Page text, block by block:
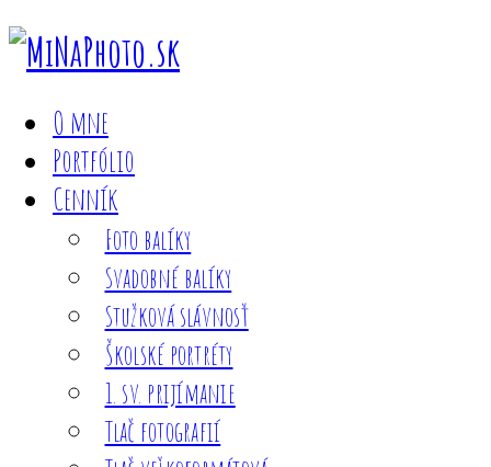
O mne
Portfólio
Cenník
Foto balíky
Svadobné balíky
Stužková slávnosť
Školské portréty
1. sv. prijímanie
Tlač fotografií